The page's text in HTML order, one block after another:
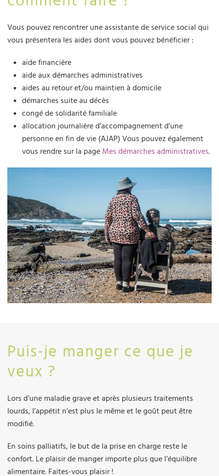
Vous pouvez rencontrer une assistante de service social qui
vous présentera les aides dont vous pouvez bénéficier :
aide financière
aide aux démarches administratives
aides au retour et/ou maintien à domicile
démarches suite au décès
congé de solidarité familiale
allocation journalière d’accompagnement d’une
personne en fin de vie (AJAP) Vous pouvez également
vous rendre sur la page Mes démarches administratives.
Puis-je manger ce que je
veux ?
Lors d’une maladie grave et après plusieurs traitements
lourds, l’appétit n’est plus le même et le goût peut être
modifié.
En soins palliatifs, le but de la prise en charge reste le
confort. Le plaisir de manger importe plus que l’équilibre
alimentaire. Faites-vous plaisir !